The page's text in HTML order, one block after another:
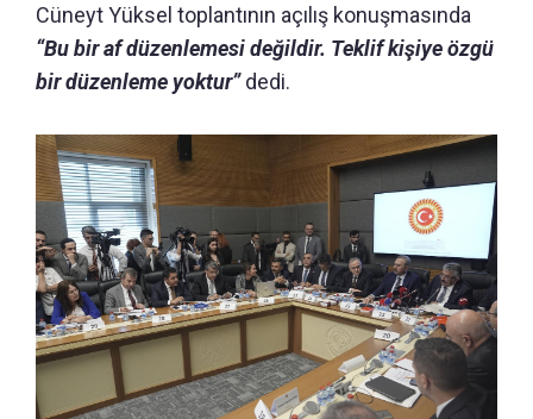
Cüneyt Yüksel toplantının açılış konuşmasında
“Bu bir af düzenlemesi değildir. Teklif kişiye özgü
bir düzenleme yoktur”dedi.